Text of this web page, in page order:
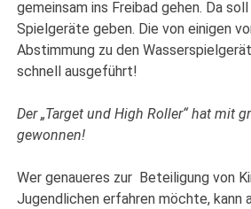
gemeinsam ins Freibad gehen. Da
Spielgeräte geben. Die von einigen
Abstimmung zu den
schnell ausgeführt!
Der „Target und High Roller“ hat mit
gewonnen!
Wer genaueres zur Beteiligung von
Jugendlichen erfahren möchte, kann